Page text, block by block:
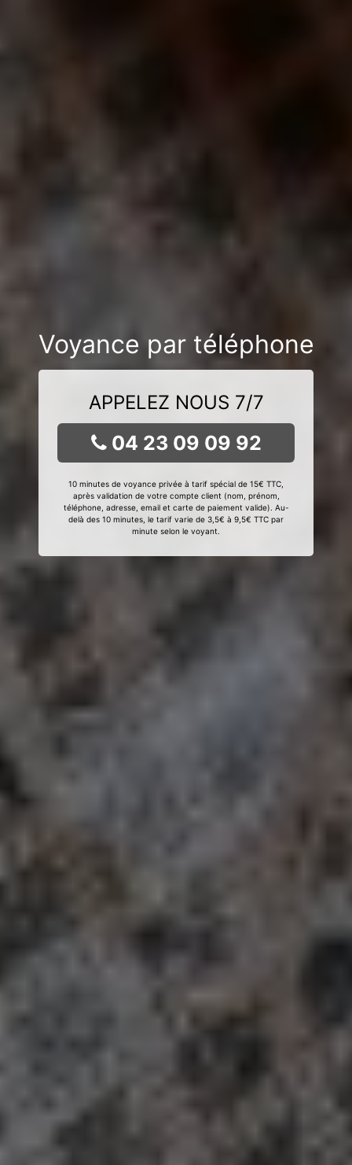
Voyance par téléphone
APPELEZ NOUS 7/7
04 23 09 09 92
10 minutes de voyance privée à tarif spécial de 15€ TTC,
après validation de votre compte client (nom, prénom,
téléphone, adresse, email et carte de paiement valide). Au-
delà des 10 minutes, le tarif varie de 3,5€ à 9,5€ TTC par
minute selon le voyant.